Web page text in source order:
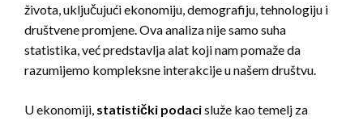
života, uključujući ekonomiju, demografiju, tehnologiju i
društvene promjene. Ova analiza nije samo suha
statistika, već predstavlja alat koji nam pomaže da
razumijemo kompleksne interakcije u našem društvu.
U ekonomiji, statistički podacisluže kao temelj za